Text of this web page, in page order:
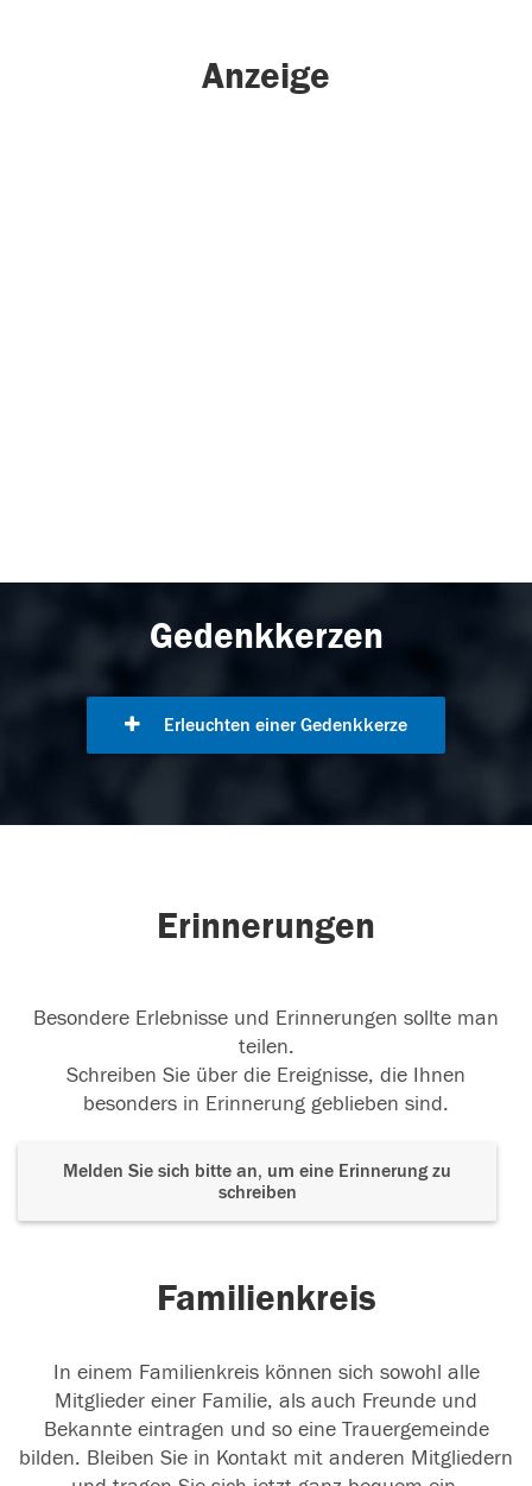
Anzeige
Gedenkkerzen
Erleuchten einer Gedenkkerze
Erinnerungen
Besondere Erlebnisse und Erinnerungen sollte man
teilen.
Schreiben Sie über die Ereignisse, die Ihnen
besonders in Erinnerung geblieben sind.
Melden Sie sich bitte an, um eine Erinnerung zu
schreiben
Familienkreis
In einem Familienkreis können sich sowohl alle
Mitglieder einer Familie, als auch Freunde und
Bekannte eintragen und so eine Trauergemeinde
bilden. Bleiben Sie in Kontakt mit anderen Mitgliedern